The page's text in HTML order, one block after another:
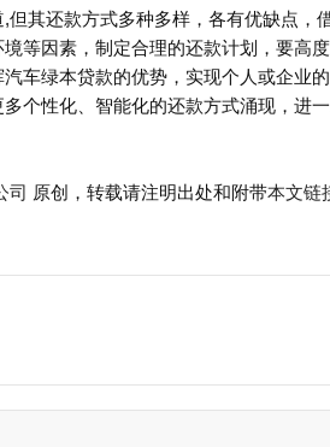
其还款方式多种多样，各有优缺点，
等因素，制定合理的还款计划，要高
车绿本贷款的优势，实现个人或企业
个性化、智能化的还款方式涌现，进
司 原创，转载请注明出处和附带本文链